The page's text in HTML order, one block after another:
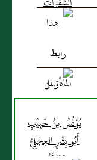
يُوْنُسُ بنُ حَبِيْبٍ
أَبُو بِشْرٍ العِجْلِيُّ